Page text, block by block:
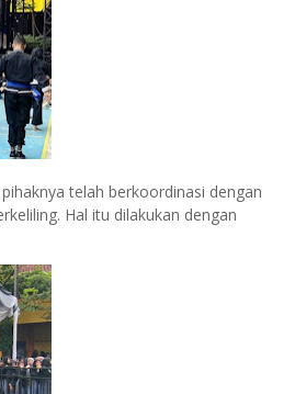
telah berkoordinasi dengan
Hal itu dilakukan dengan